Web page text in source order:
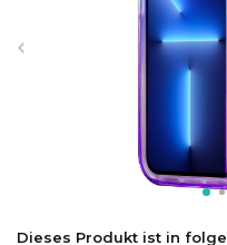
Dieses Produkt ist in